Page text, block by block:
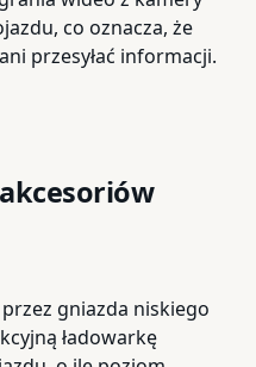
co oznacza, że
przesyłać informacji.
gniazda niskiego
ładowarkę